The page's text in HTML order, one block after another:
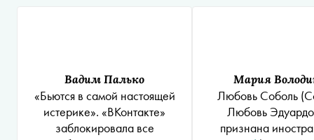
Вадим Палько
«Бьются в самой настоящей
истерике». «ВКонтакте»
заблокировала все
Мария
Любовь Соболь
Любовь
признана